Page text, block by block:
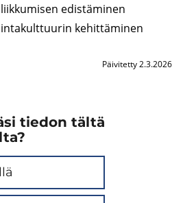
edis­tä­mi­nen
ke­hit­tä­mi­nen
Päivitetty 2.3.2026
tiedon tältä